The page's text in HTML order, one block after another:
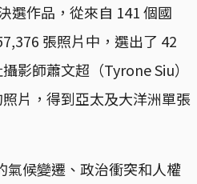
選作品，從來自 141 個國
張照片中，選出了 42
影師蕭文超（Tyrone Siu）
片，得到亞太及大洋洲單張
氣候變遷、政治衝突和人權